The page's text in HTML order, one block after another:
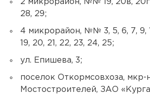
2 микрорайон, №№ 19, 20в, 20г,
28, 29;
4 микрорайон, №№ 3, 5, 6, 7, 9,
19, 20, 21, 22, 23, 24, 25;
ул. Епишева, 3;
поселок Откормсовхоза, мкр-
Мостостроителей, ЗАО